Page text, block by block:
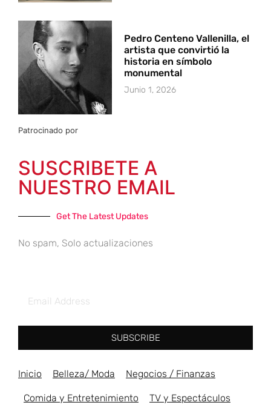
Pedro Centeno Vallenilla, el
artista que convirtió la
historia en símbolo
monumental
Junio 1, 2026
Patrocinado por
SUSCRIBETE A
NUESTRO EMAIL
Get The Latest Updates
No spam, Solo actualizaciones
SUBSCRIBE
Inicio Belleza/ Moda Negocios / Finanzas
Comida y Entretenimiento TV y Espectáculos